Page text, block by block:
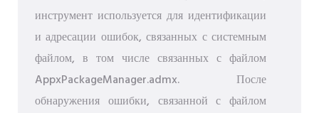
инструмент используется для идентификации
и адресации ошибок, связанных с системным
файлом, в том числе связанных с файлом
AppxPackageManager.admx. После
обнаружения ошибки, связанной с файлом